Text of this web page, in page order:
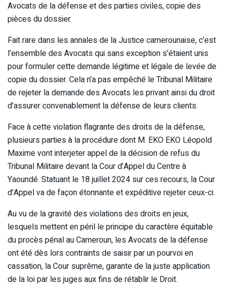
Avocats de la défense et des parties civiles, copie des
pièces du dossier.
Fait rare dans les annales de la Justice camerounaise, c’est
l’ensemble des Avocats qui sans exception s’étaient unis
pour formuler cette demande légitime et légale de levée de
copie du dossier. Cela n’a pas empêché le Tribunal Militaire
de rejeter la demande des Avocats les privant ainsi du droit
d’assurer convenablement la défense de leurs clients.
Face à cette violation flagrante des droits de la défense,
plusieurs parties à la procédure dont M. EKO EKO Léopold
Maxime vont interjeter appel de la décision de refus du
Tribunal Militaire devant la Cour d’Appel du Centre à
Yaoundé. Statuant le 18 juillet 2024 sur ces recours, la Cour
d’Appel va de façon étonnante et expéditive rejeter ceux-ci.
Au vu de la gravité des violations des droits en jeux,
lesquels mettent en péril le principe du caractère équitable
du procès pénal au Cameroun, les Avocats de la défense
ont été dès lors contraints de saisir par un pourvoi en
cassation, la Cour suprême, garante de la juste application
de la loi par les juges aux fins de rétablir le Droit.